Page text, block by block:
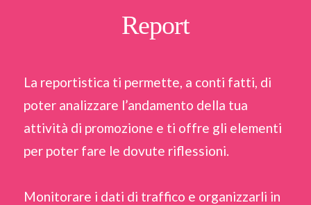
Report
La reportistica ti permette, a conti fatti, di
poter analizzare l’andamento della tua
attività di promozione e ti offre gli elementi
per poter fare le dovute riflessioni.
Monitorare i dati di traffico e organizzarli in